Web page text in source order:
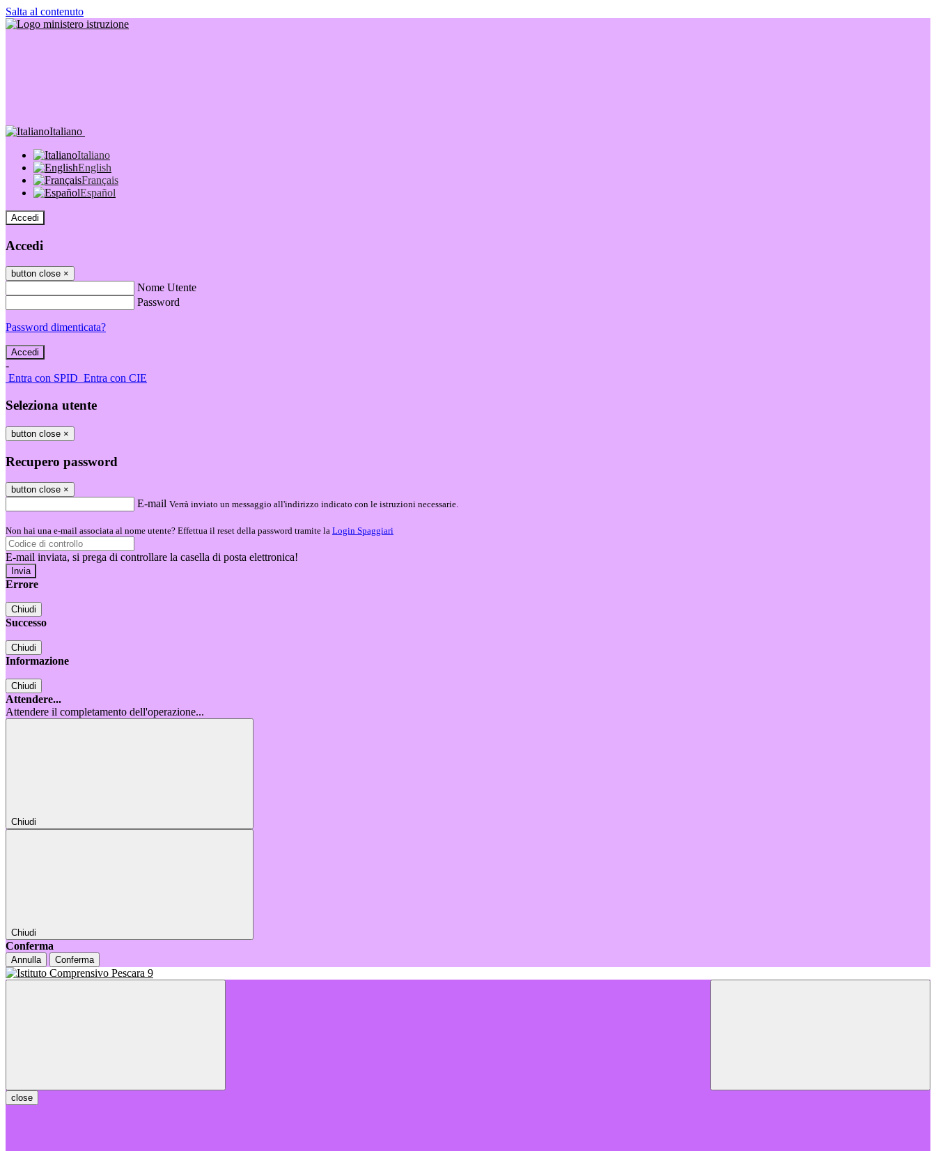
Salta al contenuto
Italiano
Italiano
English
Français
Español
Accedi
Accedi
button close ×
Nome Utente
Password
Password dimenticata?
-
Entra con SPID Entra con CIE
Seleziona utente
button close ×
Recupero password
button close ×
E-mail Verrà inviato un messaggio all'indirizzo indicato con le istruzioni necessarie.
Non hai una e-mail associata al nome utente? Effettua il reset della password tramite la Login Spaggiari
E-mail inviata, si prega di controllare la casella di posta elettronica!
Errore
Chiudi
Successo
Chiudi
Informazione
Chiudi
Attendere...
Attendere il completamento dell'operazione...
Chiudi
Chiudi
Conferma
Annulla Conferma
close